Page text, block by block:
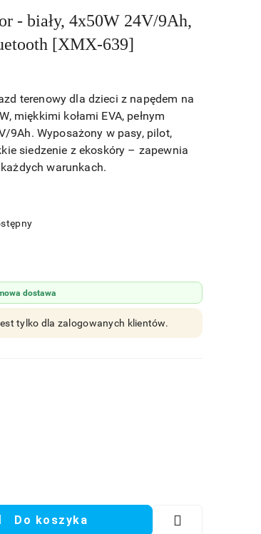
- biały, 4x50W 24V/9Ah,
[XMX-639]
terenowy dla dzieci z napędem na
miękkimi kołami EVA, pełnym
9Ah. Wyposażony w pasy, pilot,
siedzenie z ekoskóry – zapewnia
warunkach.
dostawa
tylko dla zalogowanych klientów.
Do koszyka